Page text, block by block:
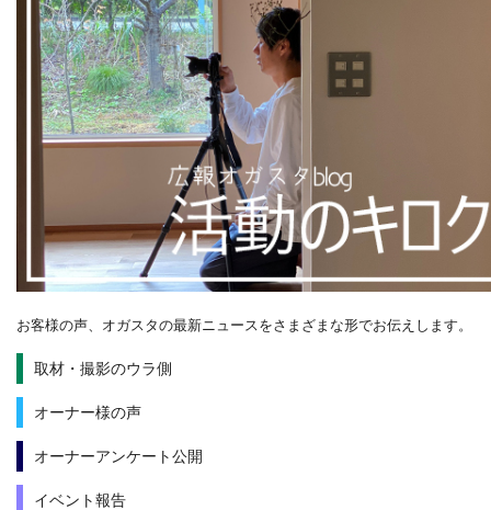
お客様の声、オガスタの最新ニュースをさまざまな形でお伝えします。
取材・撮影のウラ側
オーナー様の声
オーナーアンケート公開
イベント報告